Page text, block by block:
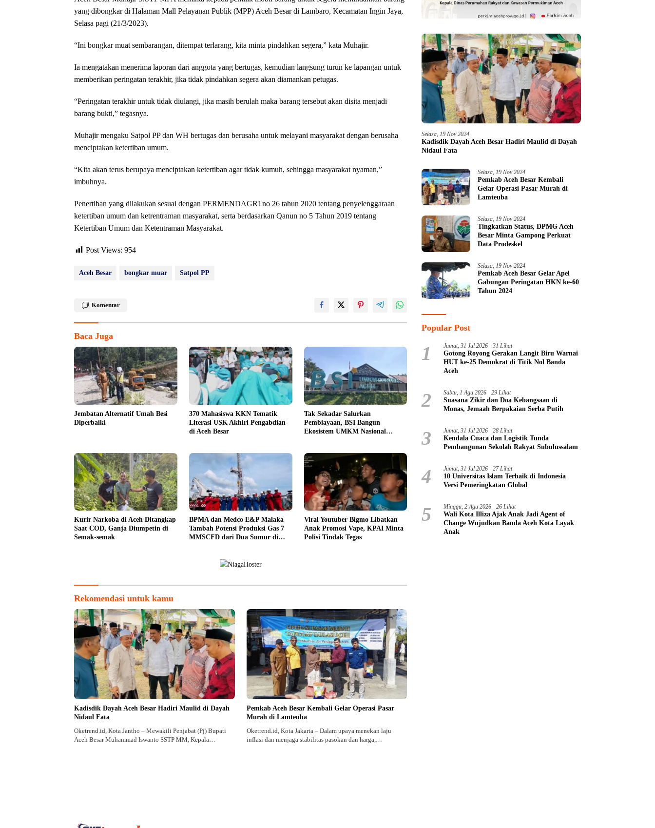
yang dibongkar di Halaman Mall Pelayanan Publik (MPP) Aceh Besar di Lambaro, Kecamatan Ingin Jaya,
Selasa pagi (21/3/2023).
“Ini bongkar muat sembarangan, ditempat terlarang, kita minta pindahkan segera,” kata Muhajir.
Ia mengatakan menerima laporan dari anggota yang bertugas, kemudian langsung turun ke lapangan untuk
memberikan peringatan terakhir, jika tidak pindahkan segera akan diamankan petugas.
“Peringatan terakhir untuk tidak diulangi, jika masih berulah maka barang tersebut akan disita menjadi
barang bukti,” tegasnya.
Muhajir mengaku Satpol PP dan WH bertugas dan berusaha untuk melayani masyarakat dengan berusaha
menciptakan ketertiban umum.
“Kita akan terus berupaya menciptakan ketertiban agar tidak kumuh, sehingga masyarakat nyaman,”
imbuhnya.
Penertiban yang dilakukan sesuai dengan PERMENDAGRI no 26 tahun 2020 tentang penyelenggaraan
ketertiban umum dan ketrentraman masyarakat, serta berdasarkan Qanun no 5 Tahun 2019 tentang
Ketertiban Umum dan Ketentraman Masyarakat.
Post Views: 954
Aceh Besar bongkar muar Satpol PP
Komentar
Baca Juga
Jembatan Alternatif Umah Besi
Diperbaiki
370 Mahasiswa KKN Tematik
Literasi USK Akhiri Pengabdian
di Aceh Besar
Tak Sekadar Salurkan
Pembiayaan, BSI Bangun
Ekosistem UMKM Nasional
Kurir Narkoba di Aceh Ditangkap
Saat COD, Ganja Diumpetin di
Semak-semak
BPMA dan Medco E&P Malaka
Tambah Potensi Produksi Gas 7
MMSCFD dari Dua Sumur di
Viral Youtuber Bigmo Libatkan
Anak Promosi Vape, KPAI Minta
Polisi Tindak Tegas
Rekomendasi untuk kamu
Kadisdik Dayah Aceh Besar Hadiri Maulid di Dayah
Nidaul Fata
Oketrend.id, Kota Jantho – Mewakili Penjabat (Pj) Bupati
Aceh Besar Muhammad Iswanto SSTP MM, Kepala…
Pemkab Aceh Besar Kembali Gelar Operasi Pasar
Murah di Lamteuba
Oketrend.id, Kota Jakarta – Dalam upaya menekan laju
inflasi dan menjaga stabilitas pasokan dan harga,…
Selasa, 19 Nov 2024
Kadisdik Dayah Aceh Besar Hadiri Maulid di Dayah
Nidaul Fata
Selasa, 19 Nov 2024
Pemkab Aceh Besar Kembali
Gelar Operasi Pasar Murah di
Lamteuba
Selasa, 19 Nov 2024
Tingkatkan Status, DPMG Aceh
Besar Minta Gampong Perkuat
Data Prodeskel
Selasa, 19 Nov 2024
Pemkab Aceh Besar Gelar Apel
Gabungan Peringatan HKN ke-60
Tahun 2024
Popular Post
1 Jumat, 31 Jul 2026 31 Lihat
Gotong Royong Gerakan Langit Biru Warnai
HUT ke-25 Demokrat di Titik Nol Banda
Aceh
2 Sabtu, 1 Agu 2026 29 Lihat
Suasana Zikir dan Doa Kebangsaan di
Monas, Jemaah Berpakaian Serba Putih
3 Jumat, 31 Jul 2026 28 Lihat
Kendala Cuaca dan Logistik Tunda
Pembangunan Sekolah Rakyat Subulussalam
4 Jumat, 31 Jul 2026 27 Lihat
10 Universitas Islam Terbaik di Indonesia
Versi Pemeringkatan Global
5 Minggu, 2 Agu 2026 26 Lihat
Wali Kota Illiza Ajak Anak Jadi Agent of
Change Wujudkan Banda Aceh Kota Layak
Anak